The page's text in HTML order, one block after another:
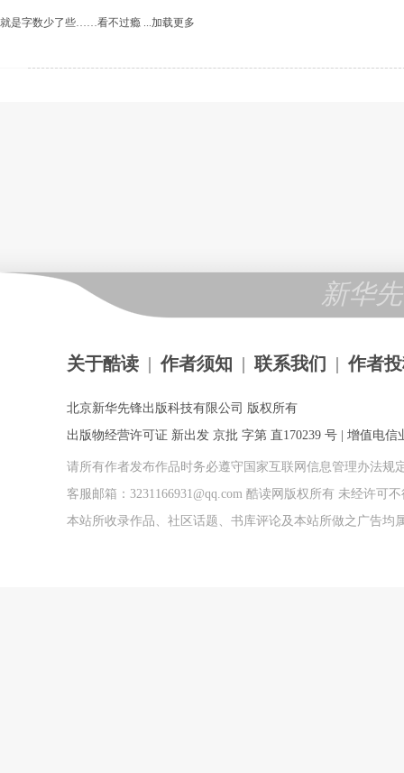
就是字数少了些……看不过瘾 ...加载更多
新华
关于酷读 | 作者须知 | 联系我们 | 作者
北京新华先锋出版科技有限公司 版权所有
出版物经营许可证 新出发 京批 字第 直170239 号 | 增值电
请所有作者发布作品时务必遵守国家互联网信息管理办法
客服邮箱：3231166931@qq.com 酷读网版权所有 未经许可
本站所收录作品、社区话题、书库评论及本站所做之广告均